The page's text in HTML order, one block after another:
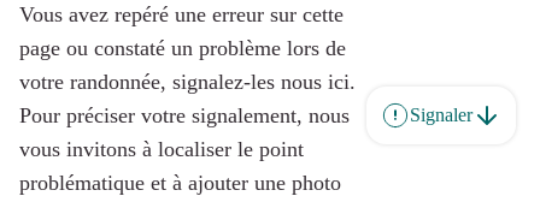
Vous avez repéré une erreur sur cette
page ou constaté un problème lors de
votre randonnée, signalez-les nous ici.
Pour préciser votre signalement, nous
vous invitons à localiser le point
problématique et à ajouter une photo
Signaler